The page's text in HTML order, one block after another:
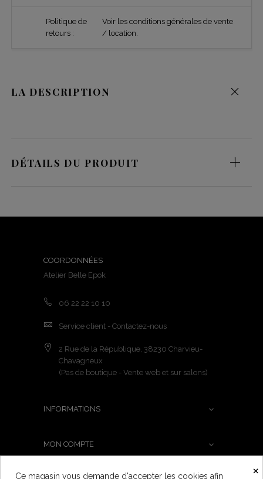
Politique de
retours :
Voir les conditions générales de vente
/ location.
LA DESCRIPTION
DÉTAILS DU PRODUIT
COORDONNÉES
Atelier Belle Epok
06 22 22 10 10
Service client - Contactez-nous
2 Rue de la République, 38230 Charvieu-
Chavagneux
(Pas de boutique - Vente web et sur salons)
INFORMATIONS 
MON COMPTE 
×
Ce magasin vous demande d'accepter les cookies afin